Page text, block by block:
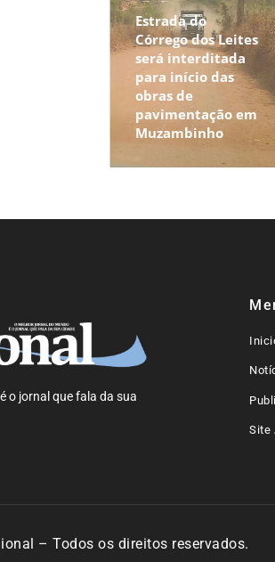
Estrada do
Córrego dos Leites
será interditada
para início das
obras de
pavimentação em
Muzambinho
o jornal que fala da sua
Site
– Todos os direitos reservados.